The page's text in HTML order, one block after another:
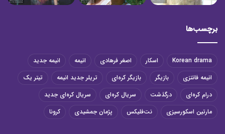
برچسب‌ها
Korean drama اسکار اصغر فرهادی انیمه
انیمه جدید
انیمه فانتزی
بازیگر بازیگر کره‌ای تریلر جدید انیمه
تیتر یک
درام کره‌ای
درگذشت سریال کره‌ای
سریال کره‌ای جدید
مارتین اسکورسیزی
نت‌فلیکس پژمان جمشیدی کرونا